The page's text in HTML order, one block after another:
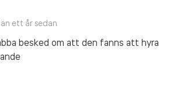
ett år sedan
besked om att den fanns att hyra